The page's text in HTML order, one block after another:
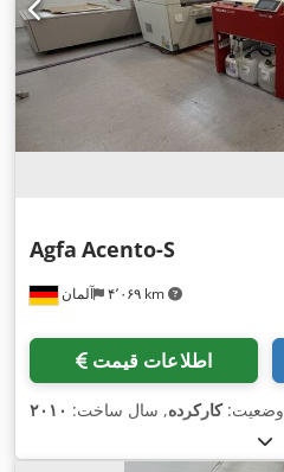
آلمان ۴٬۰۶۹ km
Agfa Acento-S
اطلاعات قیمت
وضعیت:کارکرده, سال ساخت: ۲۰۱۰